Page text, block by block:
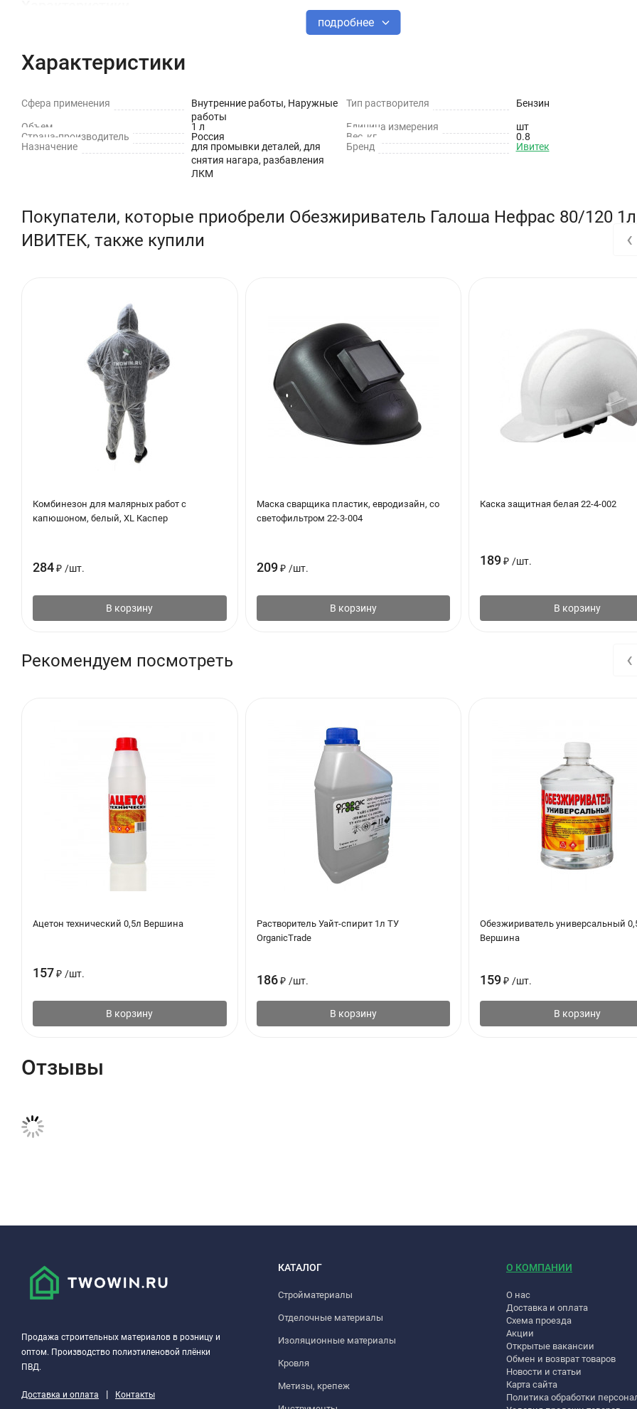
Область применения: Металл, древо, бетон, кирпич, пластик
Тип работ: Наружные, внутренние
Хранение и транспортировка: Хранить при t от -40 до +35°C. Транспортировать при t от -40 до +35°C
подробнее
Характеристики
Сфера применения
Внутренние работы, Наружные
работы
Тип растворителя Бензин
Объем 1 л Единица измерения
шт
Страна-производитель
Россия Вес, кг
0.8
Назначение
для промывки деталей, для
снятия нагара, разбавления
ЛКМ
Бренд Ивитек
Покупатели, которые приобрели Обезжириватель Галоша Нефрас 80/120 1л
ИВИТЕК, также купили
Комбинезон для малярных работ с
капюшоном, белый, XL Каспер
284₽ /шт.
В корзину
Маска сварщика пластик, евродизайн, со
светофильтром 22-3-004
209 ₽ /шт.
В корзину
Каска защитная белая 22-4-002
189 ₽ /шт.
В корзину
‹
Рекомендуем посмотреть
Ацетон технический 0,5л Вершина
157₽ /шт.
В корзину
Растворитель Уайт-спирит 1л ТУ
OrganicTrade
186 ₽ /шт.
В корзину
Обезжириватель универсальный
Вершина
159 ₽ /шт.
В корзину
‹
Отзывы
Продажа строительных материалов в розницу и
оптом. Производство полиэтиленовой плёнки
ПВД.
Доставка и оплата | Контакты
КАТАЛОГ
Стройматериалы
Отделочные материалы
Изоляционные материалы
Кровля
Метизы, крепеж
О КОМПАНИИ
О нас
Доставка и оплата
Схема проезда
Акции
Открытые вакансии
Обмен и возврат товаров
Новости и статьи
Карта сайта
Политика обработки